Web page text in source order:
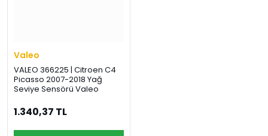
Valeo
VALEO 366225 | Citroen C4
Picasso 2007-2018 Yağ
Seviye Sensörü Valeo
1.340,37 TL